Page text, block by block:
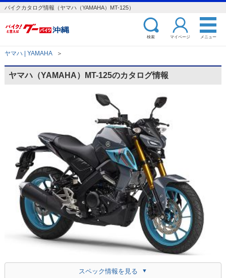
バイクカタログ情報（ヤマハ（YAMAHA）MT-125）
検索 マイページ メニュー
ヤマハ | YAMAHA ＞
ヤマハ（YAMAHA）MT-125のカタログ情報
スペック情報を見る